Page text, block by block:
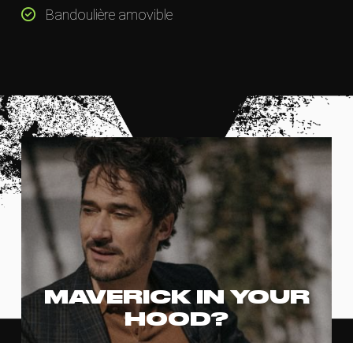
Bandoulière amovible
MAVERICK IN YOUR
HOOD?